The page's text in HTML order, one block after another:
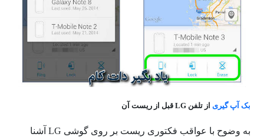
بک آپ گیریاز تلفن LG قبل از ریست آن
به وضوح با عواقب فکتوری ریست بر روی گوشی LG آشنا